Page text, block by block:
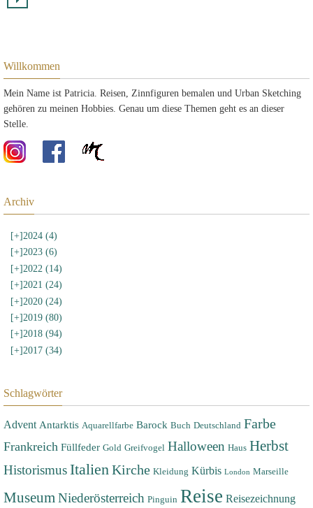
Willkommen
Mein Name ist Patricia. Reisen, Zinnfiguren bemalen und Urban Sketching
gehören zu meinen Hobbies. Genau um diese Themen geht es an dieser
Stelle.
Archiv
[+]2024 (4)
[+]2023 (6)
[+] 2022 (14)
[+]2021 (24)
[+]2020 (24)
[+]2019 (80)
[+]2018 (94)
[+] 2017 (34)
Schlagwörter
Advent Antarktis Aquarellfarbe Barock Buch Deutschland Farbe
Frankreich Füllfeder Gold Greifvogel Halloween Haus Herbst
HistorismusItalienKirche Kleidung Kürbis London Marseille
Museum Niederösterreich Pinguin Reise Reisezeichnung